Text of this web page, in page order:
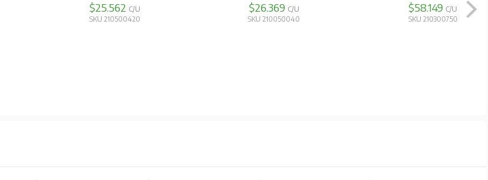
$25.562 C/U
SKU 210500420
$26.369 C/U
SKU 210050040
$58.149 C/U
SKU 210300750